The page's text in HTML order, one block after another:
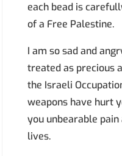
each bead is
of a Free Palestine.
I am so sad and
treated as precious
the Israeli
weapons have hurt
you unbearable
lives.